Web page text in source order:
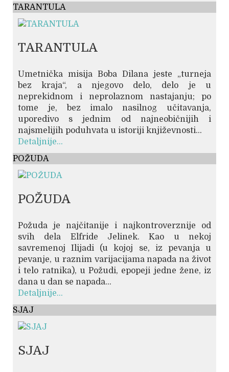
TARANTULA
TARANTULA
Umetnička misija Boba Dilana jeste „turneja
bez kraja“, a njegovo delo, delo je u
neprekidnom i neprolaznom nastajanju; po
tome je, bez imalo nasilnog učitavanja,
uporedivo s jednim od najneobičnijih i
najsmelijih poduhvata u istoriji književnosti...
Detaljnije...
POŽUDA
POŽUDA
Požuda je najčitanije i najkontroverznije od
svih dela Elfride Jelinek. Kao u nekoj
savremenoj Ilijadi (u kojoj se, iz pevanja u
pevanje, u raznim varijacijama napada na život
i telo ratnika), u Požudi, epopeji jedne žene, iz
dana u dan se napada...
Detaljnije...
SJAJ
SJAJ